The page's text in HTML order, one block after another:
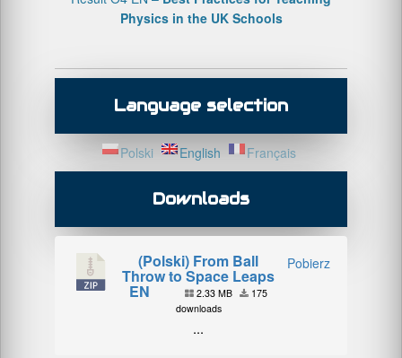
Physics in the UK Schools
Language selection
Polski English Français
Downloads
Pobierz
(Polski) From Ball
Throw to Space Leaps
EN 2.33 MB
175
downloads
...